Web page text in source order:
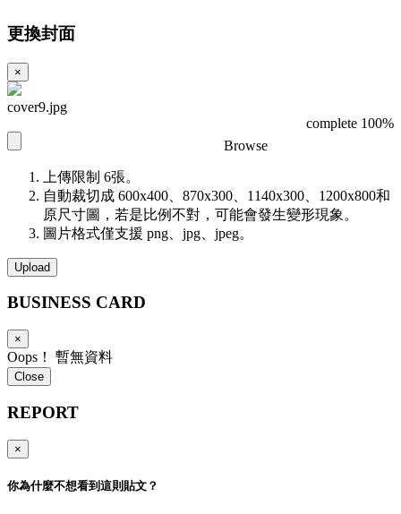
更換封面
×
cover9.jpg
complete 100%
Browse
上傳限制 6張。
自動裁切成 600x400、870x300、1140x300、1200x800和
原尺寸圖，若是比例不對，可能會發生變形現象。
圖片格式僅支援 png、jpg、jpeg。
Upload
BUSINESS CARD
×
Oops！ 暫無資料
Close
REPORT
×
你為什麼不想看到這則貼文？